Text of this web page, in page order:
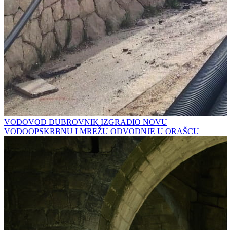
VODOVOD DUBROVNIK IZGRADIO NOVU
VODOOPSKRBNU I MREŽU ODVODNJE U ORAŠCU